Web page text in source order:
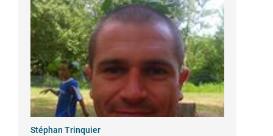
Stéphan Trinquier